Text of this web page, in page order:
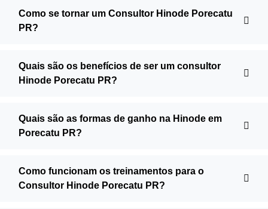
Como se tornar um Consultor Hinode Porecatu
PR?
Quais são os benefícios de ser um consultor
Hinode Porecatu PR?
Quais são as formas de ganho na Hinode em
Porecatu PR?
Como funcionam os treinamentos para o
Consultor Hinode Porecatu PR?